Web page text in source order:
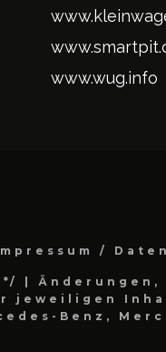
www.wug.info
/
|
jeweiligen
Benz,